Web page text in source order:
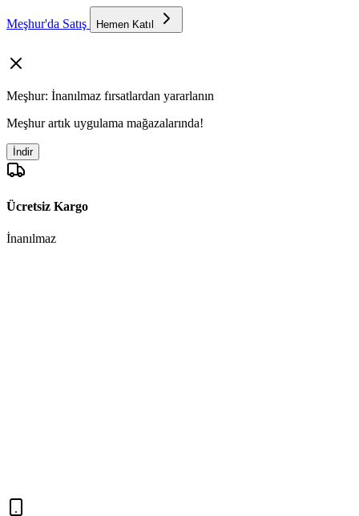
Meşhur'da Satış Hemen Katıl
Meşhur: İnanılmaz fırsatlardan yararlanın
Meşhur artık uygulama mağazalarında!
İndir
Ücretsiz Kargo
İnanılmaz